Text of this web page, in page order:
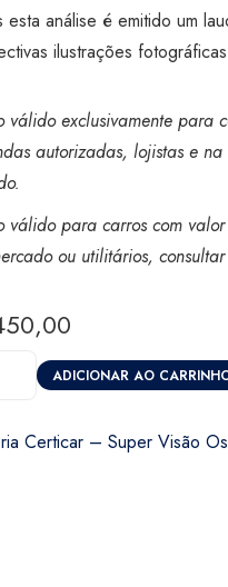
esta análise é emitido um
ilustrações
válido exclusivamente para
autorizadas, lojistas e
válido para carros com
ou utilitários,
ADICIONAR AO
Certicar – Super Visão